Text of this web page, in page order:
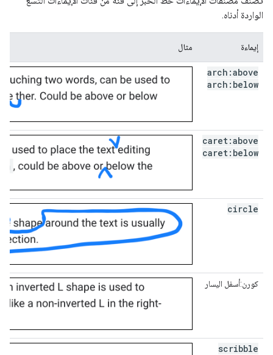
الواردة أدناه.
إيماءة مثال
arch:above
arch:below
caret:above
caret:below
circle
كورن:أسفل اليسار
scribble